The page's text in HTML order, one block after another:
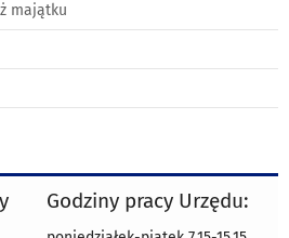
majątku
Godziny pracy Urzędu: